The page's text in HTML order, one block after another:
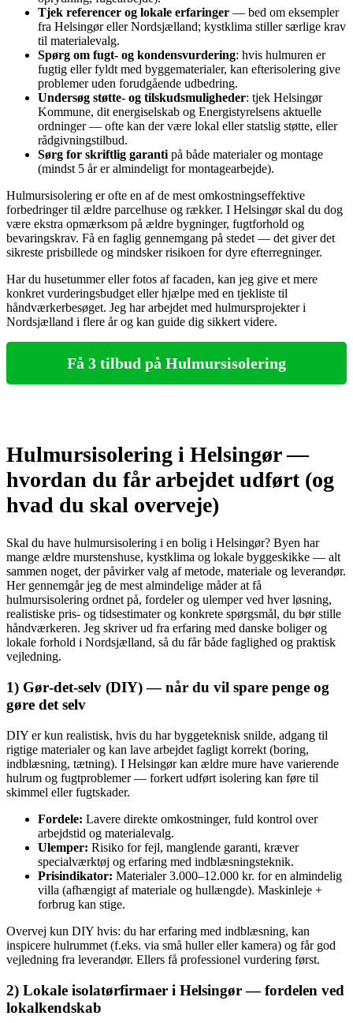
Tjek referencer og lokale erfaringer — bed om eksempler
fra Helsingør eller Nordsjælland; kystklima stiller særlige krav
til materialevalg.
Spørg om fugt- og kondensvurdering: hvis hulmuren er
fugtig eller fyldt med byggematerialer, kan efterisolering give
problemer uden forudgående udbedring.
Undersøg støtte- og tilskudsmuligheder: tjek Helsingør
Kommune, dit energiselskab og Energistyrelsens aktuelle
ordninger — ofte kan der være lokal eller statslig støtte, eller
rådgivningstilbud.
Sørg for skriftlig garanti på både materialer og montage
(mindst 5 år er almindeligt for montagearbejde).
Hulmursisolering er ofte en af de mest omkostningseffektive
forbedringer til ældre parcelhuse og rækker. I Helsingør skal du dog
være ekstra opmærksom på ældre bygninger, fugtforhold og
bevaringskrav. Få en faglig gennemgang på stedet — det giver det
sikreste prisbillede og mindsker risikoen for dyre efterregninger.
Har du husetummer eller fotos af facaden, kan jeg give et mere
konkret vurderingsbudget eller hjælpe med en tjekliste til
håndværkerbesøget. Jeg har arbejdet med hulmursprojekter i
Nordsjælland i flere år og kan guide dig sikkert videre.
Få 3 tilbud på Hulmursisolering
Hulmursisolering i Helsingør —
hvordan du får arbejdet udført (og
hvad du skal overveje)
Skal du have hulmursisolering i en bolig i Helsingør? Byen har
mange ældre murstenshuse, kystklima og lokale byggeskikke — alt
sammen noget, der påvirker valg af metode, materiale og leverandør.
Her gennemgår jeg de mest almindelige måder at få
hulmursisolering ordnet på, fordeler og ulemper ved hver løsning,
realistiske pris- og tidsestimater og konkrete spørgsmål, du bør stille
håndværkeren. Jeg skriver ud fra erfaring med danske boliger og
lokale forhold i Nordsjælland, så du får både faglighed og praktisk
vejledning.
1) Gør‑det‑selv (DIY) — når du vil spare penge og
gøre det selv
DIY er kun realistisk, hvis du har byggeteknisk snilde, adgang til
rigtige materialer og kan lave arbejdet fagligt korrekt (boring,
indblæsning, tætning). I Helsingør kan ældre mure have varierende
hulrum og fugtproblemer — forkert udført isolering kan føre til
skimmel eller fugtskader.
Fordele: Lavere direkte omkostninger, fuld kontrol over
arbejdstid og materialevalg.
Ulemper: Risiko for fejl, manglende garanti, kræver
specialværktøj og erfaring med indblæsningsteknik.
Prisindikator: Materialer 3.000–12.000 kr. for en almindelig
villa (afhængigt af materiale og hullængde). Maskinleje +
forbrug kan stige.
Overvej kun DIY hvis: du har erfaring med indblæsning, kan
inspicere hulrummet (f.eks. via små huller eller kamera) og får god
vejledning fra leverandør. Ellers få professionel vurdering først.
2) Lokale isolatørfirmaer i Helsingør — fordelen ved
lokalkendskab